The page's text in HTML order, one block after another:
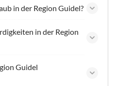
in der Region Guidel?
in der Region
Guidel